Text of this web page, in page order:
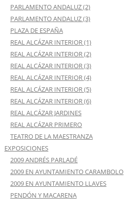
PARLAMENTO ANDALUZ (2)
PARLAMENTO ANDALUZ (3)
PLAZA DE ESPAÑA
REAL ALCÁZAR INTERIOR (1)
REAL ALCÁZAR INTERIOR (2)
REAL ALCÁZAR INTERIOR (3)
REAL ALCÁZAR INTERIOR (4)
REAL ALCÁZAR INTERIOR (5)
REAL ALCÁZAR INTERIOR (6)
REAL ALCÁZAR JARDINES
REAL ALCÁZAR PRIMERO
TEATRO DE LA MAESTRANZA
EXPOSICIONES
2009 ANDRÉS PARLADÉ
2009 EN AYUNTAMIENTO CARAMBOLO
2009 EN AYUNTAMIENTO LLAVES
PENDÓN Y MACARENA